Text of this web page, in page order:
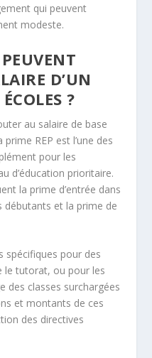
qui peuvent
modeste.
D’UN
?
au salaire de base
REP est l’une des
pour les
d’éducation prioritaire.
la prime d’entrée dans
débutants et la prime de
spécifiques pour des
le tutorat, ou pour les
des classes surchargées
et montants de ces
des directives